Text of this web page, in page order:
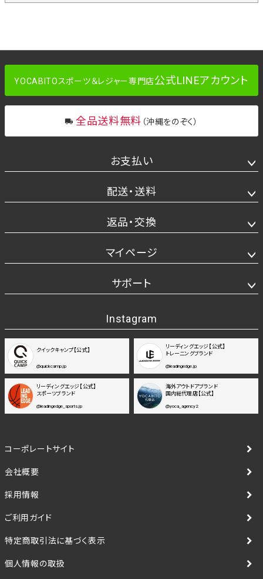
YOCABITOスポーツ＆レジャー専門店公式LINEアカウント
全品送料無料 （沖縄をのぞく）
お支払い
配送・送料
返品・交換
マイページ
サポート
Instagram
クイックキャンプ【公式】
@quickcamp.jp
リーディングエッジ【公式】
トレーニングブランド
@leadingedge.jp
リーディングエッジ【公式】
スポーツブランド
@leadingedge_sports.jp
海外アウトドアブランド
国内総代理店【公式】
@yoca_agency2
コーポレートサイト
会社概要
採用情報
ご利用ガイド
特定商取引法に基づく表示
個人情報の取扱